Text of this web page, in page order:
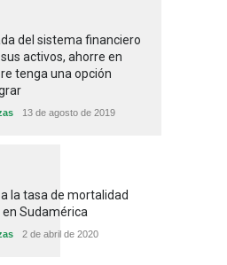
del sistema financiero
activos, ahorre en
tenga una opción
13 de agosto de 2019
la tasa de mortalidad
Sudamérica
2 de abril de 2020